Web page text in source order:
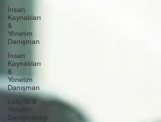
İnsan
Kaynakları
&
Yönetim
Danışman
İnsan
Kaynakları
&
Yönetim
Danışman
Liderlik &
Yönetim
Danışmanlığı